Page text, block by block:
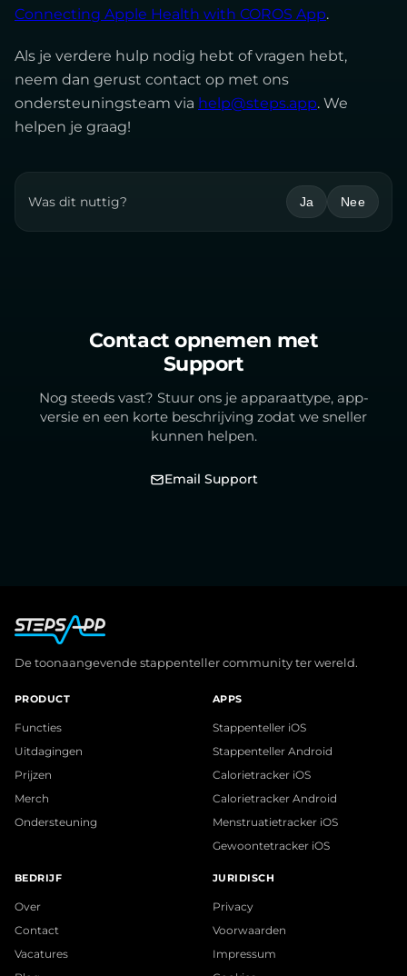
Connecting Apple Health with COROS App.
Als je verdere hulp nodig hebt of vragen hebt,
neem dan gerust contact op met ons
ondersteuningsteam via help@steps.app. We
helpen je graag!
Was dit nuttig? Ja Nee
Contact opnemen met
Support
Nog steeds vast? Stuur ons je apparaattype, app-
versie en een korte beschrijving zodat we sneller
kunnen helpen.
Email Support
De toonaangevende stappenteller community ter wereld.
PRODUCT
Functies
Uitdagingen
Prijzen
Merch
Ondersteuning
APPS
Stappenteller iOS
Stappenteller Android
Calorietracker iOS
Calorietracker Android
Menstruatietracker iOS
Gewoontetracker iOS
BEDRIJF
Over
Contact
Vacatures
JURIDISCH
Privacy
Voorwaarden
Impressum